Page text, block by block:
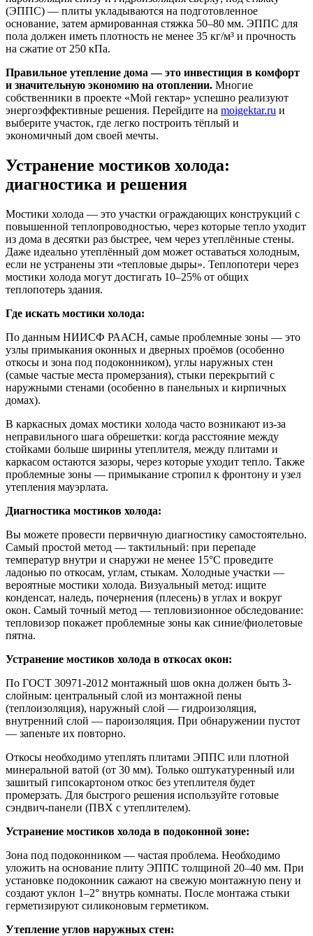
(ЭППС) — плиты укладываются на подготовленное
основание, затем армированная стяжка 50–80 мм. ЭППС для
пола должен иметь плотность не менее 35 кг/м³ и прочность
на сжатие от 250 кПа.
Правильное утепление дома — это инвестиция в комфорт
и значительную экономию на отоплении. Многие
собственники в проекте «Мой гектар» успешно реализуют
энергоэффективные решения. Перейдите на moigektar.ru и
выберите участок, где легко построить тёплый и
экономичный дом своей мечты.
Устранение мостиков холода:
диагностика и решения
Мостики холода — это участки ограждающих конструкций с
повышенной теплопроводностью, через которые тепло уходит
из дома в десятки раз быстрее, чем через утеплённые стены.
Даже идеально утеплённый дом может оставаться холодным,
если не устранены эти «тепловые дыры». Теплопотери через
мостики холода могут достигать 10–25% от общих
теплопотерь здания.
Где искать мостики холода:
По данным НИИСФ РААСН, самые проблемные зоны — это
узлы примыкания оконных и дверных проёмов (особенно
откосы и зона под подоконником), углы наружных стен
(самые частые места промерзания), стыки перекрытий с
наружными стенами (особенно в панельных и кирпичных
домах).
В каркасных домах мостики холода часто возникают из-за
неправильного шага обрешетки: когда расстояние между
стойками больше ширины утеплителя, между плитами и
каркасом остаются зазоры, через которые уходит тепло. Также
проблемные зоны — примыкание стропил к фронтону и узел
утепления мауэрлата.
Диагностика мостиков холода:
Вы можете провести первичную диагностику самостоятельно.
Самый простой метод — тактильный: при перепаде
температур внутри и снаружи не менее 15°C проведите
ладонью по откосам, углам, стыкам. Холодные участки —
вероятные мостики холода. Визуальный метод: ищите
конденсат, наледь, почернения (плесень) в углах и вокруг
окон. Самый точный метод — тепловизионное обследование:
тепловизор покажет проблемные зоны как синие/фиолетовые
пятна.
Устранение мостиков холода в откосах окон:
По ГОСТ 30971-2012 монтажный шов окна должен быть 3-
слойным: центральный слой из монтажной пены
(теплоизоляция), наружный слой — гидроизоляция,
внутренний слой — пароизоляция. При обнаружении пустот
— запеньте их повторно.
Откосы необходимо утеплять плитами ЭППС или плотной
минеральной ватой (от 30 мм). Только оштукатуренный или
зашитый гипсокартоном откос без утеплителя будет
промерзать. Для быстрого решения используйте готовые
сэндвич-панели (ПВХ с утеплителем).
Устранение мостиков холода в подоконной зоне:
Зона под подоконником — частая проблема. Необходимо
уложить на основание плиту ЭППС толщиной 20–40 мм. При
установке подоконник сажают на свежую монтажную пену и
создают уклон 1–2° внутрь комнаты. После монтажа стыки
герметизируют силиконовым герметиком.
Утепление углов наружных стен: